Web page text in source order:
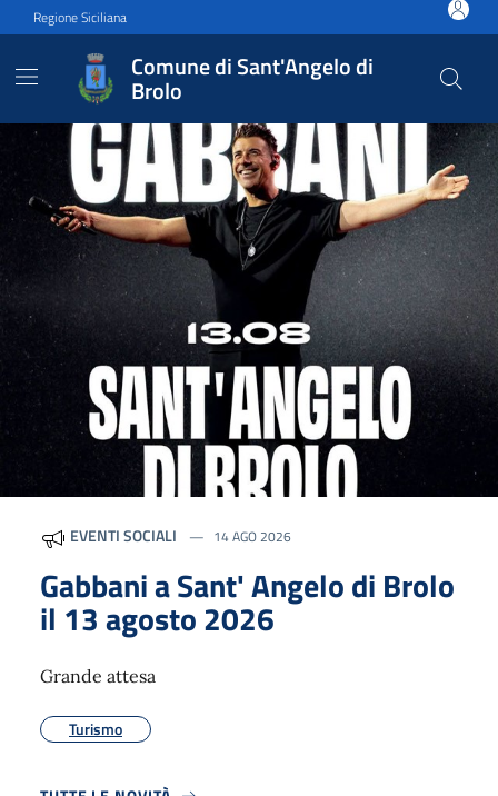
Vai ai contenuti
Vai al footer
Regione Siciliana
Comune di Sant'Angelo di
Brolo
Comune di Sant'Angelo di
Contenuti in evidenza
EVENTI SOCIALI 14 AGO 2026
Gabbani a Sant' Angelo di Brolo
il 13 agosto 2026
Grande attesa
Turismo